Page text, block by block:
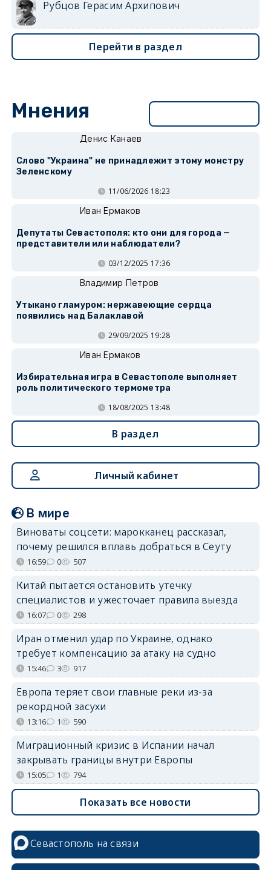
Рубцов Герасим Архипович
Перейти в раздел
Мнения
Денис Канаев
Слово "Украина" не принадлежит этому монстру
Зеленскому
11/06/2026 18:23
Иван Ермаков
Депутаты Севастополя: кто они для города —
представители или наблюдатели?
03/12/2025 17:36
Владимир Петров
Утыкано гламуром: нержавеющие сердца
появились над Балаклавой
29/09/2025 19:28
Иван Ермаков
Избирательная игра в Севастополе выполняет
роль политического термометра
18/08/2025 13:48
В раздел
Личный кабинет
В мире
Виноваты соцсети: марокканец рассказал,
почему решился вплавь добраться в Сеуту
16:59 0 507
Китай пытается остановить утечку
специалистов и ужесточает правила выезда
16:07 0 298
Иран отменил удар по Украине, однако
требует компенсацию за атаку на судно
15:46 3 917
Европа теряет свои главные реки из-за
рекордной засухи
13:16 1 590
Миграционный кризис в Испании начал
закрывать границы внутри Европы
15:05 1 794
Показать все новости
Севастополь на связи